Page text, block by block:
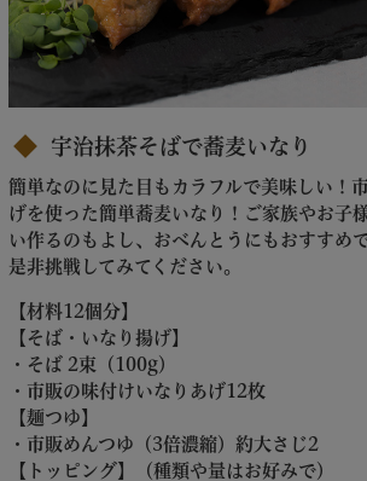
宇治抹茶そばで蕎麦いなり
簡単なのに見た目もカラフルで美味しい！
げを使った簡単蕎麦いなり！ご家族やお子
い作るのもよし、おべんとうにもおすすめで
是非挑戦してみてください。
【材料12個分】
【そば・いなり揚げ】
・そば 2束（100g）
・市販の味付けいなりあげ12枚
【麺つゆ】
・市販めんつゆ（3倍濃縮）約大さじ2
【トッピング】（種類や量はお好みで）